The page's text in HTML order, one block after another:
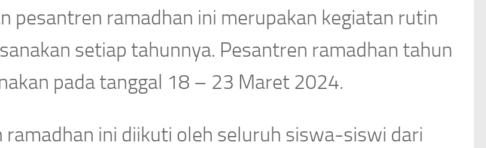
pesantren ramadhan ini merupakan kegiatan rutin
setiap tahunnya. Pesantren ramadhan tahun
pada tanggal 18 – 23 Maret 2024.
ramadhan ini diikuti oleh seluruh siswa-siswi dari